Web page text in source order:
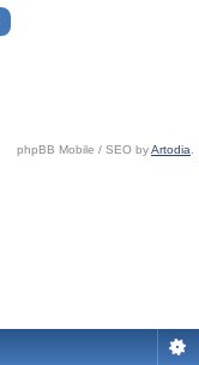
phpBB Mobile / SEO byArtodia.